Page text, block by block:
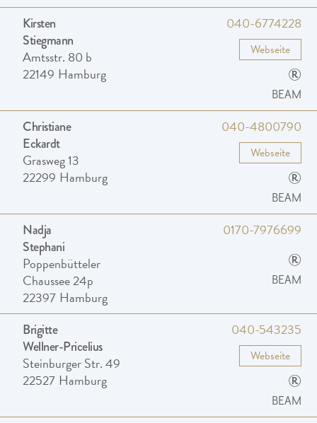
Kirsten
Stiegmann
Amtsstr. 80 b
22149 Hamburg
040-6774228
Webseite
®
BEAM
Christiane
Eckardt
Grasweg 13
22299 Hamburg
040-4800790
Webseite
®
BEAM
Nadja
Stephani
Poppenbütteler
Chaussee 24p
22397 Hamburg
0170-7976699
®
BEAM
Brigitte
Wellner-Pricelius
Steinburger Str. 49
22527 Hamburg
040-543235
Webseite
®
BEAM